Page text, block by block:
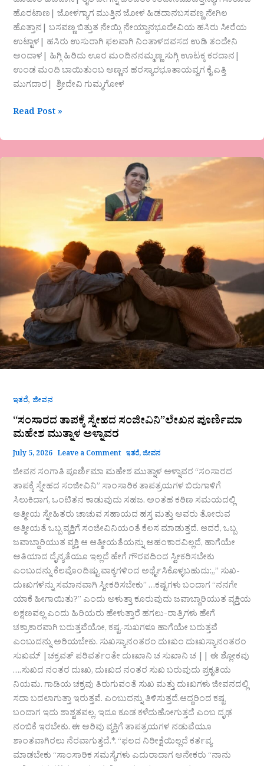
ಹೊರಟಾಣ| ಜೋಳಗ್ಯಾಗ ಮುತ್ತಿನ ಜೋಳ ಹಿಡದಾನಬಸವಣ್ಣ ನೇಗಿಲ
ಹೊತ್ತಾನ| ಬಸವಣ್ಣ ಬಿತ್ತುತ ನೇಯ್ಗಿ ನೇಯ್ದಾನಭೂದೇವಿಯ ಹಸಿರು ಸೀರೆಯ
ಉಟ್ಟಾಳ| ಹಸಿರು ಉಸುರಾಗಿ ಫಲವಾಗಿ ನಿಂತಾಳದವಸದ ಉಡಿ ತಂದೇನಿ
ಅಂದಾಳ| ಹಿಗ್ಗಿ ಹಿರಿದು ಊರ ಮಂದಿನನಮ್ಮಣ್ಣ ಸುಗ್ಗಿ ಊಟಕ್ಕ ಕರದಾನ|
ಉಂಡ ಮಂದಿ ಬಾಯಿತುಂಬ ಅಣ್ಣನ ಹರಸ್ಯಾರಭೂತಾಯವ್ವಗ ಕೈ ಎತ್ತಿ
ಮುಗದಾರ| ಶ್ರೀದೇವಿ ಗುಮ್ಮಗೋಳ
Read Post »
ಇತರೆ, ಜೀವನ
“ಸಂಸಾರದ ತಾಪಕ್ಕೆ ಸ್ನೇಹದ ಸಂಜೀವಿನಿ”ಲೇಖನ ಪೂರ್ಣಿಮಾ
ಮಹೇಶ ಮುತ್ನಾಳ ಅಳ್ನಾವರ
July 5, 2026 Leave a Comment ಇತರೆ,ಜೀವನ
ಜೀವನ ಸಂಗಾತಿ ಪೂರ್ಣಿಮಾ ಮಹೇಶ ಮುತ್ನಾಳ ಅಳ್ನಾವರ “ಸಂಸಾರದ
ತಾಪಕ್ಕೆ ಸ್ನೇಹದ ಸಂಜೀವಿನಿ” ಸಾಂಸಾರಿಕ ತಾಪತ್ರಯಗಳ ಬಿರುಗಾಳಿಗೆ
ಸಿಲುಕಿದಾಗ, ಒಂಟಿತನ ಕಾಡುವುದು ಸಹಜ. ಅಂತಹ ಕಠಿಣ ಸಮಯದಲ್ಲಿ
ಆತ್ಮೀಯ ಸ್ನೇಹಿತರು ಚಾಚುವ ಸಹಾಯದ ಹಸ್ತ ಮತ್ತು ಅವರು ತೋರುವ
ಆತ್ಮೀಯತೆ ಒಬ್ಬ ವ್ಯಕ್ತಿಗೆ ಸಂಜೀವಿನಿಯಂತೆ ಕೆಲಸ ಮಾಡುತ್ತದೆ. ಆದರೆ, ಒಬ್ಬ
ಜವಾಬ್ದಾರಿಯುತ ವ್ಯಕ್ತಿ ಆ ಆತ್ಮೀಯತೆಯನ್ನು ಅಹಂಕಾರವಿಲ್ಲದೆ, ಹಾಗೆಯೇ
ಅತಿಯಾದ ದೈನ್ಯತೆಯೂ ಇಲ್ಲದೆ ಹೇಗೆ ಗೌರವದಿಂದ ಸ್ವೀಕರಿಸಬೇಕು
ಎಂಬುದನ್ನು ಕೆಲವೊಂದಿಷ್ಟು ವಾಕ್ಯಗಳಿಂದ ಅರ್ಥೈಸಿಕೊಳ್ಳಬಹುದು:,,” ಸುಖ-
ದುಃಖಗಳನ್ನು ಸಮಾನವಾಗಿ ಸ್ವೀಕರಿಸಬೇಕು” …ಕಷ್ಟಗಳು ಬಂದಾಗ “ನನಗೇ
ಯಾಕೆ ಹೀಗಾಯಿತು?” ಎಂದು ಅಳುತ್ತಾ ಕೂರುವುದು ಜವಾಬ್ದಾರಿಯುತ ವ್ಯಕ್ತಿಯ
ಲಕ್ಷಣವಲ್ಲ ಎಂದು ಹಿರಿಯರು ಹೇಳುತ್ತಾರೆ ಹಗಲು-ರಾತ್ರಿಗಳು ಹೇಗೆ
ಚಕ್ರಾಕಾರವಾಗಿ ಬರುತ್ತವೆಯೋ, ಕಷ್ಟ-ಸುಖಗಳೂ ಹಾಗೆಯೇ ಬರುತ್ತವೆ
ಎಂಬುದನ್ನು ಅರಿಯಬೇಕು. ಸುಖಸ್ಯಾನಂತರಂ ದುಃಖಂ ದುಃಖಸ್ಯಾನಂತರಂ
ಸುಖಮ್ |ಚಕ್ರವತ್ ಪರಿವರ್ತಂತೇ ದುಃಖಾನಿ ಚ ಸುಖಾನಿ ಚ || ಈ ಶ್ಲೋಕವು
….ಸುಖದ ನಂತರ ದುಃಖ, ದುಃಖದ ನಂತರ ಸುಖ ಬರುವುದು ಪ್ರಕೃತಿಯ
ನಿಯಮ. ಗಾಡಿಯ ಚಕ್ರವು ತಿರುಗುವಂತೆ ಸುಖ ಮತ್ತು ದುಃಖಗಳು ಜೀವನದಲ್ಲಿ
ಸದಾ ಬದಲಾಗುತ್ತಾ ಇರುತ್ತವೆ. ಎಂಬುದನ್ನು ತಿಳಿಸುತ್ತದೆ.ಆದ್ದರಿಂದ ಕಷ್ಟ
ಬಂದಾಗ ಇದು ಶಾಶ್ವತವಲ್ಲ, ಇದೂ ಕೂಡ ಕಳೆದುಹೋಗುತ್ತದೆ ಎಂಬ ದೃಢ
ನಂಬಿಕೆ ಇರಬೇಕು. ಈ ಅರಿವು ವ್ಯಕ್ತಿಗೆ ತಾಪತ್ರಯಗಳ ನಡುವೆಯೂ
ಶಾಂತವಾಗಿರಲು ನೆರವಾಗುತ್ತದೆ.*. “ಫಲದ ನಿರೀಕ್ಷೆಯಿಲ್ಲದೆ ಕರ್ತವ್ಯ
ಮಾಡಬೇಕು “ಸಾಂಸಾರಿಕ ಸಮಸ್ಯೆಗಳು ಎದುರಾದಾಗ ಅನೇಕರು “ನಾನು
ಸಂಜೀವಿನಿ”ಲೇಖನ
ಮಹೇಶ
ಮುತ್ನಾಳ
ಅಳ್ನಾವರ